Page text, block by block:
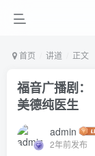
首页 讲道 正文
福音广播剧
美德纯医生
admin
2年前发布